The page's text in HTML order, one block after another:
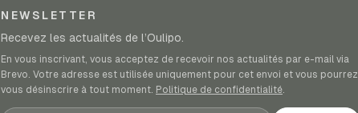
NEWSLETTER
Recevez les actualités de l’Oulipo.
En vous inscrivant, vous acceptez de recevoir nos actualités par e-mail via
Brevo. Votre adresse est utilisée uniquement pour cet envoi et vous pourrez
vous désinscrire à tout moment. Politique de confidentialité.